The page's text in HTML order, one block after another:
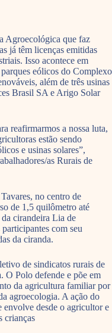
Agroecológica que faz
já têm licenças emitidas
Isso acontece em
eólicos do Complexo
além de três usinas
Brasil SA e Arigo Solar
reafirmarmos a nossa luta,
estão sendo
e usinas solares”,
as Rurais de
no centro de
de 1,5 quilômetro até
cirandeira Lia de
com seu
da ciranda.
de sindicatos rurais de
O Polo defende e põe em
da agricultura familiar por
agroecologia. A ação do
desde o agricultor e
crianças